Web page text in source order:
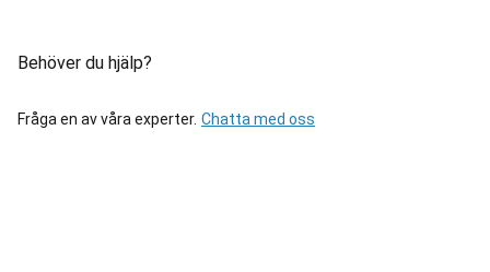
Behöver du hjälp?
Fråga en av våra experter. Chatta med oss